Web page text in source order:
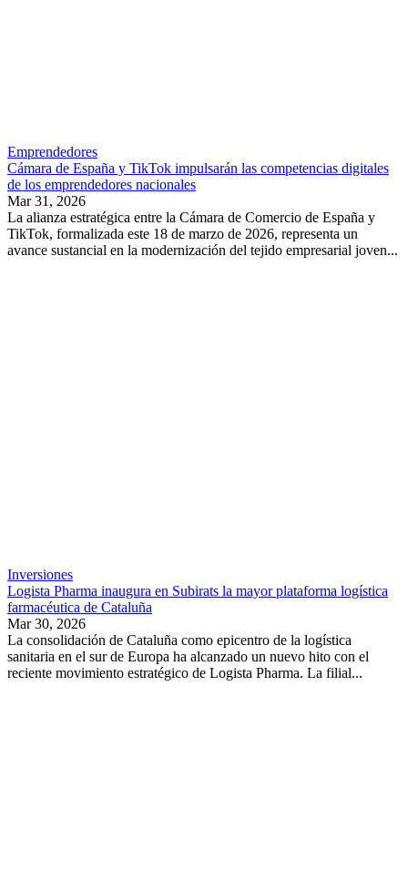
Emprendedores
Cámara de España y TikTok impulsarán las competencias digitales
de los emprendedores nacionales
Mar 31, 2026
La alianza estratégica entre la Cámara de Comercio de España y
TikTok, formalizada este 18 de marzo de 2026, representa un
avance sustancial en la modernización del tejido empresarial joven...
Inversiones
Logista Pharma inaugura en Subirats la mayor plataforma logística
farmacéutica de Cataluña
Mar 30, 2026
La consolidación de Cataluña como epicentro de la logística
sanitaria en el sur de Europa ha alcanzado un nuevo hito con el
reciente movimiento estratégico de Logista Pharma. La filial...